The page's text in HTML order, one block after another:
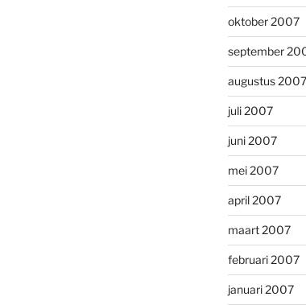
oktober 2007
september
augustus 2007
juli 2007
juni 2007
mei 2007
april 2007
maart 2007
februari 2007
januari 2007